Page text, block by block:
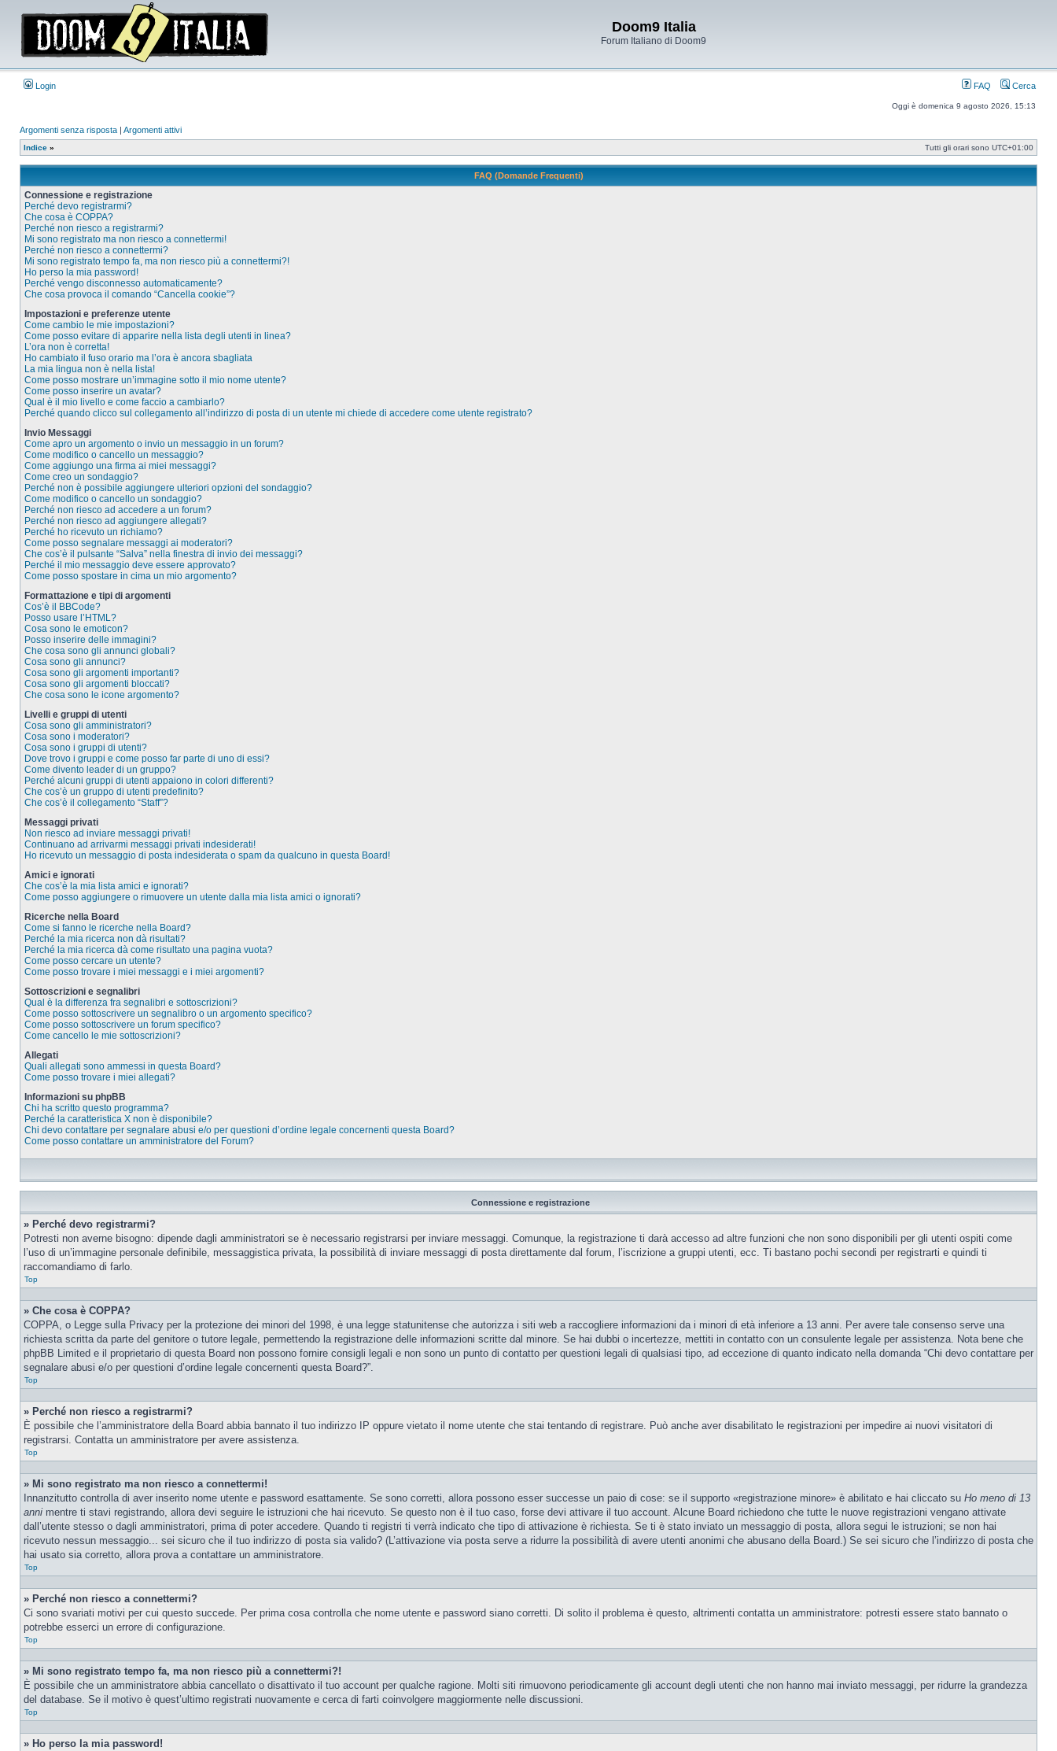
Doom9 Italia
Forum Italiano di Doom9
Login FAQ Cerca
Oggi è domenica 9 agosto 2026, 15:13
Argomenti senza risposta | Argomenti attivi
Indice » Tutti gli orari sono UTC+01:00
FAQ (Domande Frequenti)
Connessione e registrazione
Perché devo registrarmi?
Che cosa è COPPA?
Perché non riesco a registrarmi?
Mi sono registrato ma non riesco a connettermi!
Perché non riesco a connettermi?
Mi sono registrato tempo fa, ma non riesco più a connettermi?!
Ho perso la mia password!
Perché vengo disconnesso automaticamente?
Che cosa provoca il comando “Cancella cookie”?
Impostazioni e preferenze utente
Come cambio le mie impostazioni?
Come posso evitare di apparire nella lista degli utenti in linea?
L’ora non è corretta!
Ho cambiato il fuso orario ma l’ora è ancora sbagliata
La mia lingua non è nella lista!
Come posso mostrare un’immagine sotto il mio nome utente?
Come posso inserire un avatar?
Qual è il mio livello e come faccio a cambiarlo?
Perché quando clicco sul collegamento all’indirizzo di posta di un utente mi chiede di accedere come utente registrato?
Invio Messaggi
Come apro un argomento o invio un messaggio in un forum?
Come modifico o cancello un messaggio?
Come aggiungo una firma ai miei messaggi?
Come creo un sondaggio?
Perché non è possibile aggiungere ulteriori opzioni del sondaggio?
Come modifico o cancello un sondaggio?
Perché non riesco ad accedere a un forum?
Perché non riesco ad aggiungere allegati?
Perché ho ricevuto un richiamo?
Come posso segnalare messaggi ai moderatori?
Che cos’è il pulsante “Salva” nella finestra di invio dei messaggi?
Perché il mio messaggio deve essere approvato?
Come posso spostare in cima un mio argomento?
Formattazione e tipi di argomenti
Cos’è il BBCode?
Posso usare l’HTML?
Cosa sono le emoticon?
Posso inserire delle immagini?
Che cosa sono gli annunci globali?
Cosa sono gli annunci?
Cosa sono gli argomenti importanti?
Cosa sono gli argomenti bloccati?
Che cosa sono le icone argomento?
Livelli e gruppi di utenti
Cosa sono gli amministratori?
Cosa sono i moderatori?
Cosa sono i gruppi di utenti?
Dove trovo i gruppi e come posso far parte di uno di essi?
Come divento leader di un gruppo?
Perché alcuni gruppi di utenti appaiono in colori differenti?
Che cos’è un gruppo di utenti predefinito?
Che cos’è il collegamento “Staff”?
Messaggi privati
Non riesco ad inviare messaggi privati!
Continuano ad arrivarmi messaggi privati indesiderati!
Ho ricevuto un messaggio di posta indesiderata o spam da qualcuno in questa Board!
Amici e ignorati
Che cos’è la mia lista amici e ignorati?
Come posso aggiungere o rimuovere un utente dalla mia lista amici o ignorati?
Ricerche nella Board
Come si fanno le ricerche nella Board?
Perché la mia ricerca non dà risultati?
Perché la mia ricerca dà come risultato una pagina vuota?
Come posso cercare un utente?
Come posso trovare i miei messaggi e i miei argomenti?
Sottoscrizioni e segnalibri
Qual è la differenza fra segnalibri e sottoscrizioni?
Come posso sottoscrivere un segnalibro o un argomento specifico?
Come posso sottoscrivere un forum specifico?
Come cancello le mie sottoscrizioni?
Allegati
Quali allegati sono ammessi in questa Board?
Come posso trovare i miei allegati?
Informazioni su phpBB
Chi ha scritto questo programma?
Perché la caratteristica X non è disponibile?
Chi devo contattare per segnalare abusi e/o per questioni d’ordine legale concernenti questa Board?
Come posso contattare un amministratore del Forum?
Connessione e registrazione
» Perché devo registrarmi?
Potresti non averne bisogno: dipende dagli amministratori se è necessario registrarsi per inviare messaggi. Comunque, la registrazione ti darà accesso ad altre funzioni che non sono disponibili per gli utenti ospiti come
l’uso di un’immagine personale definibile, messaggistica privata, la possibilità di inviare messaggi di posta direttamente dal forum, l’iscrizione a gruppi utenti, ecc. Ti bastano pochi secondi per registrarti e quindi ti
raccomandiamo di farlo.
Top
» Che cosa è COPPA?
COPPA, o Legge sulla Privacy per la protezione dei minori del 1998, è una legge statunitense che autorizza i siti web a raccogliere informazioni da i minori di età inferiore a 13 anni. Per avere tale consenso serve una
richiesta scritta da parte del genitore o tutore legale, permettendo la registrazione delle informazioni scritte dal minore. Se hai dubbi o incertezze, mettiti in contatto con un consulente legale per assistenza. Nota bene che
phpBB Limited e il proprietario di questa Board non possono fornire consigli legali e non sono un punto di contatto per questioni legali di qualsiasi tipo, ad eccezione di quanto indicato nella domanda “Chi devo contattare per
segnalare abusi e/o per questioni d’ordine legale concernenti questa Board?”.
Top
» Perché non riesco a registrarmi?
È possibile che l’amministratore della Board abbia bannato il tuo indirizzo IP oppure vietato il nome utente che stai tentando di registrare. Può anche aver disabilitato le registrazioni per impedire ai nuovi visitatori di
registrarsi. Contatta un amministratore per avere assistenza.
Top
» Mi sono registrato ma non riesco a connettermi!
Innanzitutto controlla di aver inserito nome utente e password esattamente. Se sono corretti, allora possono esser successe un paio di cose: se il supporto «registrazione minore» è abilitato e hai cliccato su Ho meno di 13
anni mentre ti stavi registrando, allora devi seguire le istruzioni che hai ricevuto. Se questo non è il tuo caso, forse devi attivare il tuo account. Alcune Board richiedono che tutte le nuove registrazioni vengano attivate
dall’utente stesso o dagli amministratori, prima di poter accedere. Quando ti registri ti verrà indicato che tipo di attivazione è richiesta. Se ti è stato inviato un messaggio di posta, allora segui le istruzioni; se non hai
ricevuto nessun messaggio... sei sicuro che il tuo indirizzo di posta sia valido? (L’attivazione via posta serve a ridurre la possibilità di avere utenti anonimi che abusano della Board.) Se sei sicuro che l’indirizzo di posta che
hai usato sia corretto, allora prova a contattare un amministratore.
Top
» Perché non riesco a connettermi?
Ci sono svariati motivi per cui questo succede. Per prima cosa controlla che nome utente e password siano corretti. Di solito il problema è questo, altrimenti contatta un amministratore: potresti essere stato bannato o
potrebbe esserci un errore di configurazione.
Top
» Mi sono registrato tempo fa, ma non riesco più a connettermi?!
È possibile che un amministratore abbia cancellato o disattivato il tuo account per qualche ragione. Molti siti rimuovono periodicamente gli account degli utenti che non hanno mai inviato messaggi, per ridurre la grandezza
del database. Se il motivo è quest’ultimo registrati nuovamente e cerca di farti coinvolgere maggiormente nelle discussioni.
Top
» Ho perso la mia password!